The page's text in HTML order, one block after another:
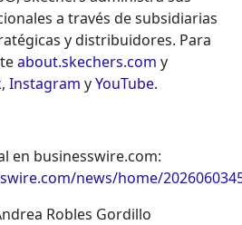
a través de subsidiarias
y distribuidores. Para
about.skechers.com y
, Instagram yYouTube.
en businesswire.com:
news/home/
Robles Gordillo